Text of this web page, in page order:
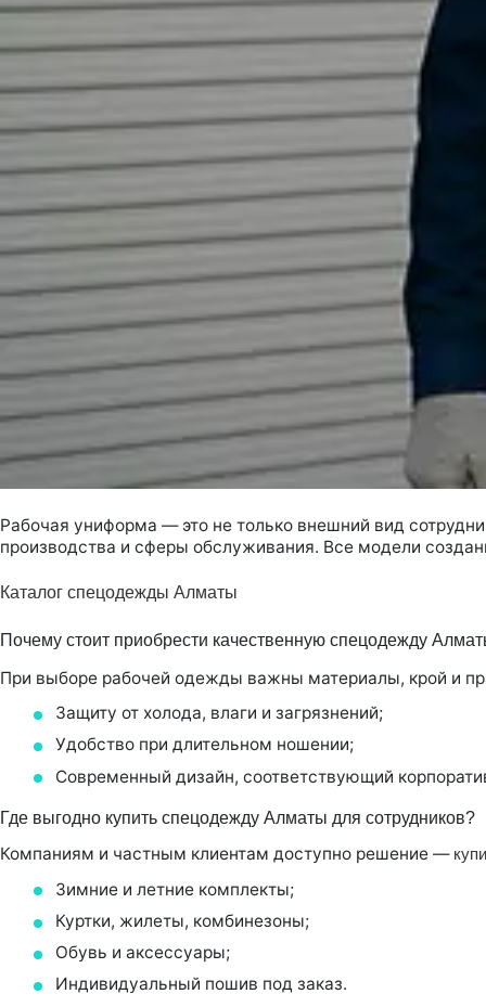
Рабочая униформа — это не только внешний вид
производства и сферы обслуживания. Все модели
Каталог спецодежды Алматы
Почему стоит приобрести качественную спецодежду
При выборе рабочей одежды важны материалы, крой и
Защиту от холода, влаги и загрязнений;
Удобство при длительном ношении;
Современный дизайн, соответствующий
Где выгодно купить спецодежду Алматы для сотрудников?
Компаниям и частным клиентам доступно решение —
Зимние и летние комплекты;
Куртки, жилеты, комбинезоны;
Обувь и аксессуары;
Индивидуальный пошив под заказ.